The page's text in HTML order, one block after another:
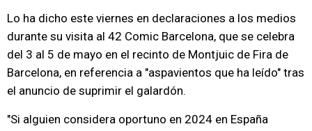
Lo ha dicho este viernes en declaraciones a los medios
durante su visita al 42 Comic Barcelona, que se celebra
del 3 al 5 de mayo en el recinto de Montjuic de Fira de
Barcelona, en referencia a "aspavientos que ha leído" tras
el anuncio de suprimir el galardón.
"Si alguien considera oportuno en 2024 en España